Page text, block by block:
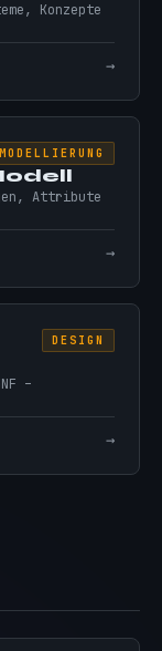
Konzepte
→
MODELLIERUNG
Attribute
→
DESIGN
–
→